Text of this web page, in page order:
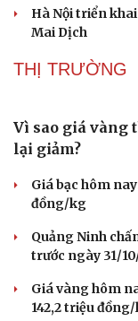
Hà Nội triển
Mai Dịch
THỊ TRƯỜNG